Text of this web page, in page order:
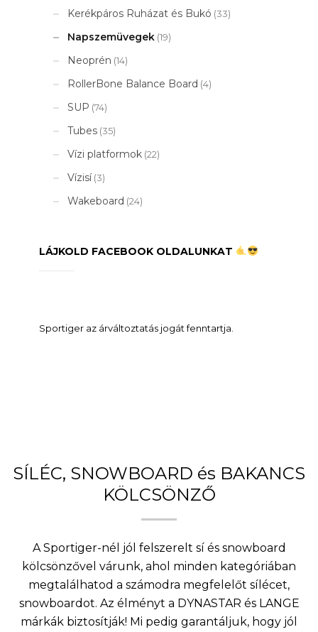
Kerékpáros Ruházat és Bukó (33)
Napszemüvegek (19)
Neoprén (14)
RollerBone Balance Board (4)
SUP (74)
Tubes (35)
Vízi platformok (22)
Vízisí (3)
Wakeboard (24)
LÁJKOLD FACEBOOK OLDALUNKAT
Sportiger az árváltoztatás jogát fenntartja.
SÍLÉC, SNOWBOARD és BAKANCS
KÖLCSÖNZŐ
A Sportiger-nél jól felszerelt sí és snowboard
kölcsönzővel várunk, ahol minden kategóriában
megtalálhatod a számodra megfelelőt sílécet,
snowboardot. Az élményt a DYNASTAR és LANGE
márkák biztosítják! Mi pedig garantáljuk, hogy jól